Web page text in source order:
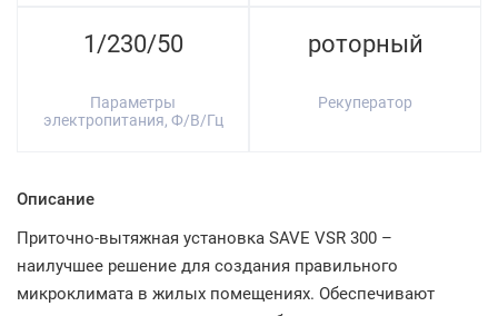
1/230/50
Параметры
электропитания, Ф/В/Гц
роторный
Рекуператор
Описание
Приточно-вытяжная установка SAVE VSR 300 –
наилучшее решение для создания правильного
микроклимата в жилых помещениях. Обеспечивают